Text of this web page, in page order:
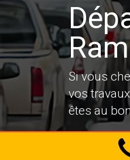
Si vous
vos
êtes au